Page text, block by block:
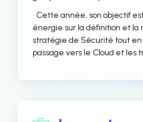
• Cette année, son objectif
énergie sur la définition et la
stratégie de Sécurité tout
passage vers le Cloud et les